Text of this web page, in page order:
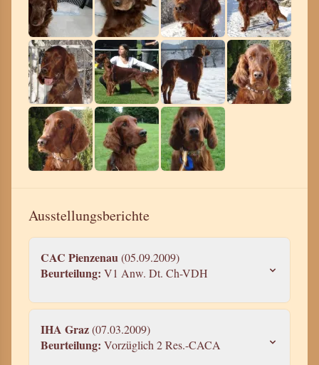
Ausstellungsberichte
CAC Pienzenau(05.09.2009)
Beurteilung: V1 Anw. Dt. Ch-VDH
IHA Graz(07.03.2009)
Beurteilung: Vorzüglich 2 Res.-CACA